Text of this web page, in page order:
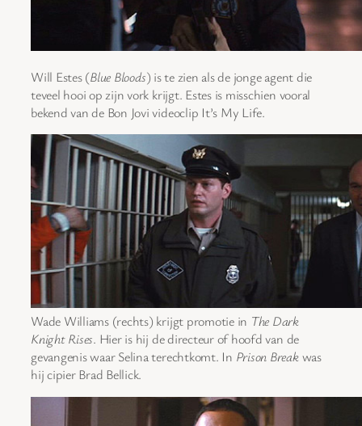
Will Estes (Blue Bloods) is te zien als de jonge agent die
teveel hooi op zijn vork krijgt. Estes is misschien vooral
bekend van de Bon Jovi videoclip It’s My Life.
Wade Williams (rechts) krijgt promotie in The Dark
Knight Rises. Hier is hij de directeur of hoofd van de
gevangenis waar Selina terechtkomt. In Prison Breakwas
hij cipier Brad Bellick.